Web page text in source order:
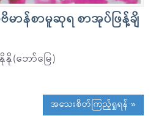
ာန်စာမူဆုရ စာအုပ်ဖြန့်ချိ
(ဘော်မြေ)
အသေးစိတ်ကြည့်ရှုရန် »